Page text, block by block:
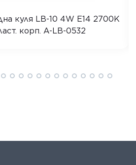
куля LB-10 4W E14 2700K
корп. A-LB-0532